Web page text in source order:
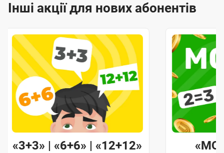
Інші акції для нових абонентів
«3+3» | «6+6» | «12+12»